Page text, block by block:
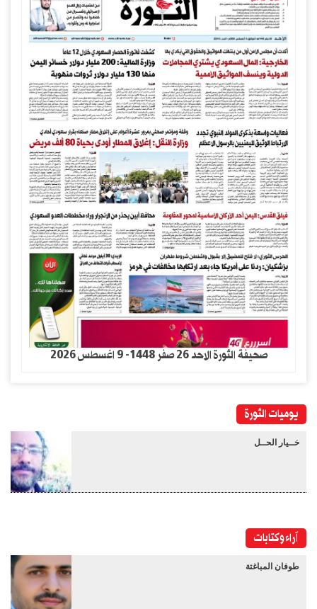
صحيفة الثورة الاحد 26 صفر 1448- 9 اغسطس 2026
يوميات الثورة
خــيار الحــل
آراء وكتابات
طوفان المباغتة